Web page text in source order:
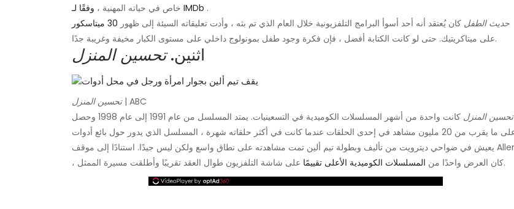
خاص في حياته المهنية ، وفقًا لـ IMDb .
حديث الطفل كان يُعتقد أنه أحد أسوأ البرامج التلفزيونية خلال العام الذي تم بثه ، وأدت تعليقاته السيئة إلى ظهور 30 ميتاسكور
على ميتاكريتيك. حتى لو كانت الكتابة أفضل ، فإن فكرة وجود طفل بمونولوج داخلي على مستوى الكبار مخيفة وغريبة جدًا.
اثنين.تحسين المنزل
تحسين المنزل| ABC
تحسين المنزل
كانت واحدة من أشهر المسلسلات الكوميدية في التسعينيات. يمتد المسلسل من عام 1991 إلى عام 1998 وحصل
على ما يقرب من 20 مليون مشاهد في إحدى الحلقات عندما كانت في أكثر حلقاته شهرة ، المسلسل الذي يدور حول بائع أدوات
يعيش في ضواحي ديترويت من تأليف وبطولة تيم ألين تمت مشاهدته على نطاق واسع ولكن ليس جيدًا. استنادًا إلى موقف Allen
، كان العرض واحدًا من المسلسلات الكوميدية الأعلى تقييمًا على شاشة التلفزيون طوال العقد تقريبًا وأطلقت مسيرة الممثل.